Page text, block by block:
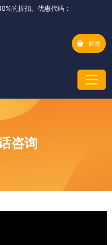
的折扣。优惠代码：
购物
咨询